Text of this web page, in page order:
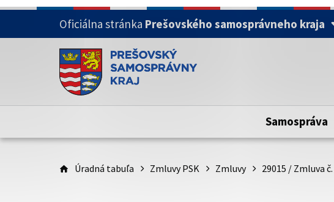
Oficiálna stránka Prešovského samosprávneho kraja
Doména psk.sk je oficiálna
Toto je oficiálna webová stránka Prešovského
Samospráva
Úradná tabuľa Zmluvy PSK Zmluvy 29015 / Zmluva